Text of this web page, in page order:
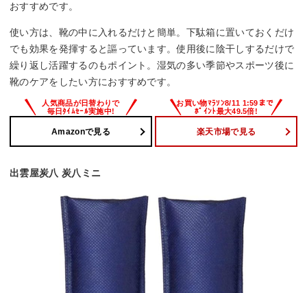
おすすめです。
使い方は、靴の中に入れるだけと簡単。下駄箱に置いておくだけ
でも効果を発揮すると謳っています。使用後に陰干しするだけで
繰り返し活躍するのもポイント。湿気の多い季節やスポーツ後に
靴のケアをしたい方におすすめです。
Amazonで見る 楽天市場で見る
出雲屋炭八 炭八ミニ